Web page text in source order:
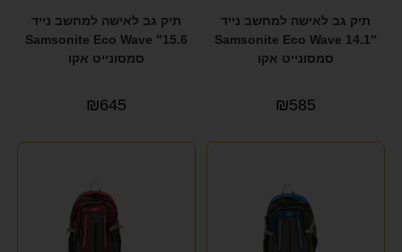
תיק גב לאישה למחשב נייד
14.1″ Samsonite Eco Wave
סמסונייט אקו
₪585
תיק גב לאישה למחשב נייד
15.6" Samsonite Eco Wave
סמסונייט אקו
₪645